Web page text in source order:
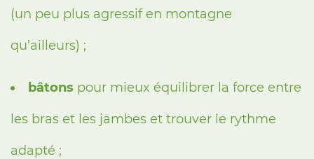
(un peu plus agressif en montagne
qu’ailleurs) ;
bâtons pour mieux équilibrer la force entre
les bras et les jambes et trouver le rythme
adapté ;